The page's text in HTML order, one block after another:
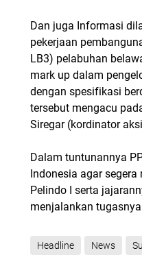
Dan juga Informasi
pekerjaan
LB3) pelabuhan
mark up dalam
dengan spesifikasi
tersebut mengacu
Siregar (kordinator
Dalam tuntunannya
Indonesia agar
Pelindo I serta
menjalankan
Headline News